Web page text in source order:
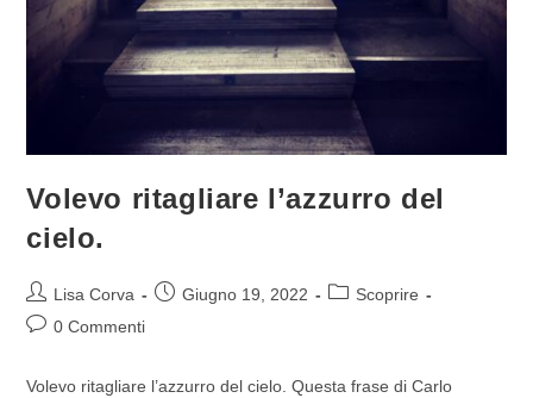
Volevo ritagliare l’azzurro del
cielo.
Lisa Corva Giugno 19, 2022
Scoprire
0 Commenti
Volevo ritagliare l’azzurro del cielo. Questa frase di Carlo